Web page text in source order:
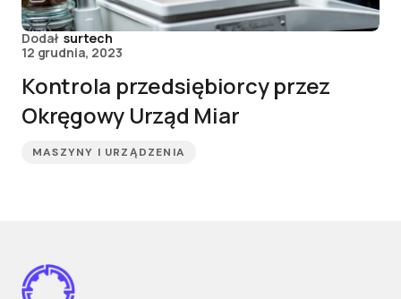
Dodał surtech
12 grudnia, 2023
Kontrola przedsiębiorcy przez
Okręgowy Urząd Miar
MASZYNY I URZĄDZENIA